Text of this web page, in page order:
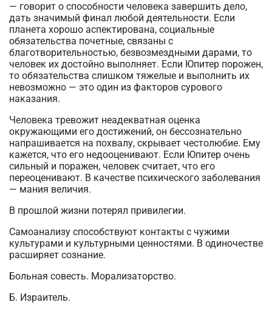
— говорит о способности человека завершить дело,
дать значимый финал любой деятельности. Если
планета хорошо аспектирована, социальные
обязательства почетные, связаны с
благотворительностью, безвозмездными дарами, то
человек их достойно выполняет. Если Юпитер порожен,
то обязательства слишком тяжелые и выполнить их
невозможно — это один из факторов сурового
наказания.
Человека тревожит неадекватная оценка
окружающими его достижений, он бессознательно
напрашивается на похвалу, скрывает честолюбие. Ему
кажется, что его недооценивают. Если Юпитер очень
сильный и поражен, человек считает, что его
переоценивают. В качестве психического заболевания
— мания величия.
В прошлой жизни потерял привилегии.
Самоанализу способствуют контакты с чужими
культурами и культурными ценностями. В одиночестве
расширяет сознание.
Больная совесть. Морализаторство.
Б. Израитель.